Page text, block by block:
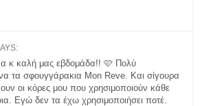
κ καλή μας εβδομάδα!! 🩷 Πολύ
τα σφουγγάρακια Mon Reve. Και σίγουρα
οι κόρες μου που χρησιμοποιούν κάθε
Εγώ δεν τα έχω χρησιμοποιήσει ποτέ.